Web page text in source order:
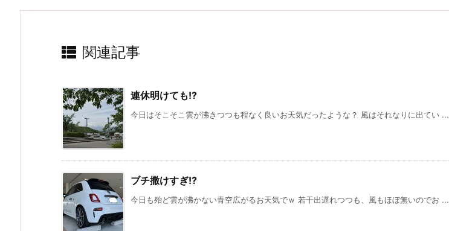
関連記事
連休明けても!?
今日はそこそこ雲が沸きつつも程なく良いお天気だったような？ 風はそれなりに出てい ...
ブチ撒けすぎ!?
今日も殆ど雲が沸かない青空広がるお天気でｗ 若干出遅れつつも、風もほぼ無いのでお ...